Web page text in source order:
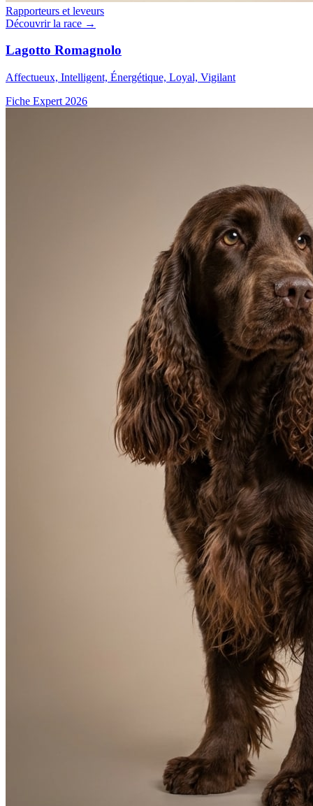
Rapporteurs et leveurs
Découvrir la race →
Lagotto Romagnolo
Affectueux, Intelligent, Énergétique, Loyal, Vigilant
Fiche Expert 2026